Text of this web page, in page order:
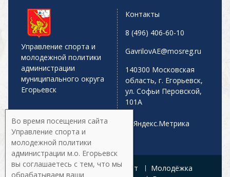
Управление спорта и
молодежной политики
администрации
муниципального округа
Егорьевск
Контакты
8 (496) 406-60-10
GavrilovAE@mosreg.ru
140300 Московская
область, г. Егорьевск,
ул. Софьи Перовской,
101А
Главная Афиша Спорт
Молодёжка
Во время посещения сайта
Управление спорта и
молодежной политики
администрации м.о. Егорьевск
вы соглашаетесь с тем, что мы
обрабатываем ваши